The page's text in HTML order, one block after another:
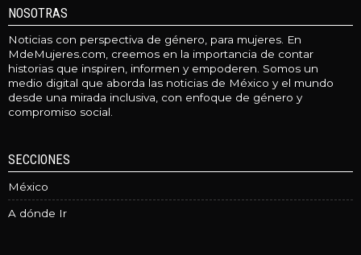
NOSOTRAS
Noticias con perspectiva de género, para mujeres. En
MdeMujeres.com, creemos en la importancia de contar
historias que inspiren, informen y empoderen. Somos un
medio digital que aborda las noticias de México y el mundo
desde una mirada inclusiva, con enfoque de género y
compromiso social.
SECCIONES
México
A dónde Ir